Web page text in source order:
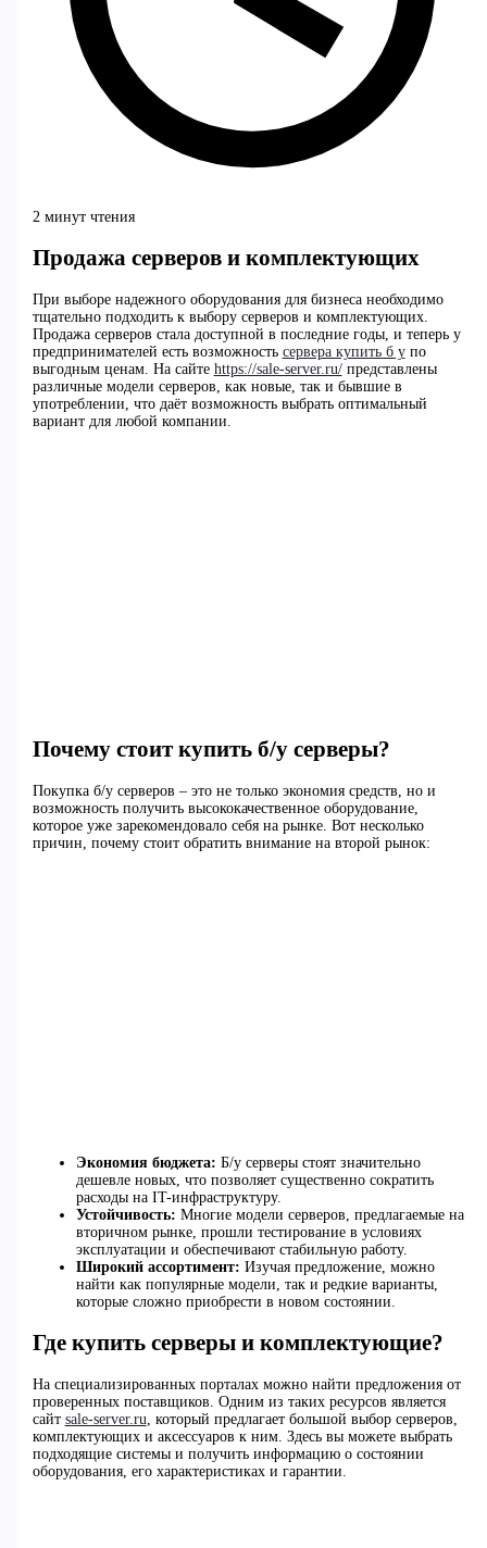
2 минут чтения
Продажа серверов и комплектующих
При выборе надежного оборудования для бизнеса необходимо
тщательно подходить к выбору серверов и комплектующих.
Продажа серверов стала доступной в последние годы, и теперь у
предпринимателей есть возможность сервера купить б упо
выгодным ценам. На сайте https://sale-server.ru/представлены
различные модели серверов, как новые, так и бывшие в
употреблении, что даёт возможность выбрать оптимальный
вариант для любой компании.
Почему стоит купить б/у серверы?
Покупка б/у серверов – это не только экономия средств, но и
возможность получить высококачественное оборудование,
которое уже зарекомендовало себя на рынке. Вот несколько
причин, почему стоит обратить внимание на второй рынок:
Экономия бюджета: Б/у серверы стоят значительно
дешевле новых, что позволяет существенно сократить
расходы на IT-инфраструктуру.
Устойчивость: Многие модели серверов, предлагаемые на
вторичном рынке, прошли тестирование в условиях
эксплуатации и обеспечивают стабильную работу.
Широкий ассортимент: Изучая предложение, можно
найти как популярные модели, так и редкие варианты,
которые сложно приобрести в новом состоянии.
Где купить серверы и комплектующие?
На специализированных порталах можно найти предложения от
проверенных поставщиков. Одним из таких ресурсов является
сайт sale-server.ru , который предлагает большой выбор серверов,
комплектующих и аксессуаров к ним. Здесь вы можете выбрать
подходящие системы и получить информацию о состоянии
оборудования, его характеристиках и гарантии.